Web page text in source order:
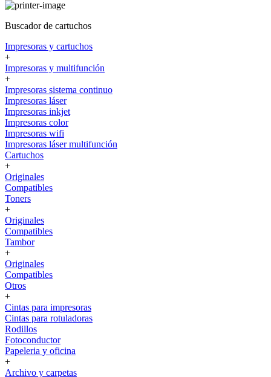
Buscador de cartuchos
Impresoras y cartuchos
+
Impresoras y multifunción
+
Impresoras sistema continuo
Impresoras láser
Impresoras inkjet
Impresoras color
Impresoras wifi
Impresoras láser multifunción
Cartuchos
+
Originales
Compatibles
Toners
+
Originales
Compatibles
Tambor
+
Originales
Compatibles
Otros
+
Cintas para impresoras
Cintas para rotuladoras
Rodillos
Fotoconductor
Papeleria y oficina
+
Archivo y carpetas